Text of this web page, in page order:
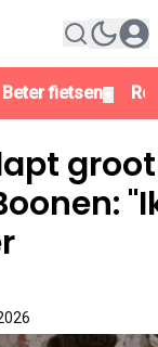
Beter fietsen
groot